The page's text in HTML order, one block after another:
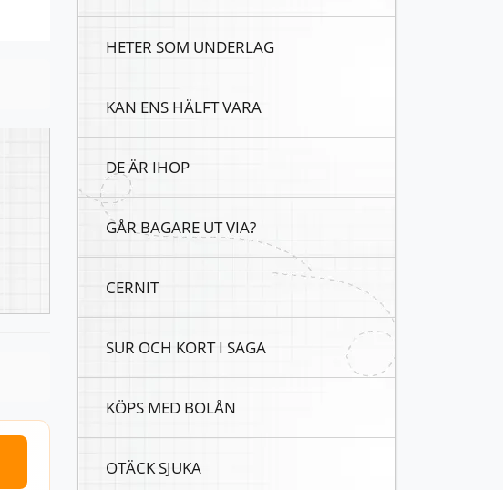
HETER SOM UNDERLAG
KAN ENS HÄLFT VARA
DE ÄR IHOP
GÅR BAGARE UT VIA?
CERNIT
SUR OCH KORT I SAGA
KÖPS MED BOLÅN
OTÄCK SJUKA